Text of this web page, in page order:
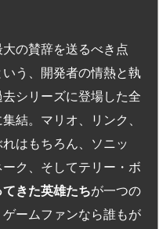
の賛辞を送るべき点
う、開発者の情熱と執
シリーズに登場した全
結。マリオ、リンク、
はもちろん、ソニッ
ク、そしてテリー・ボ
きた英雄たちが一つの
ームファンなら誰もが